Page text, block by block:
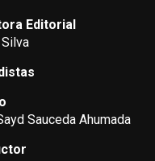
Editorial
Silva
Sauceda Ahumada